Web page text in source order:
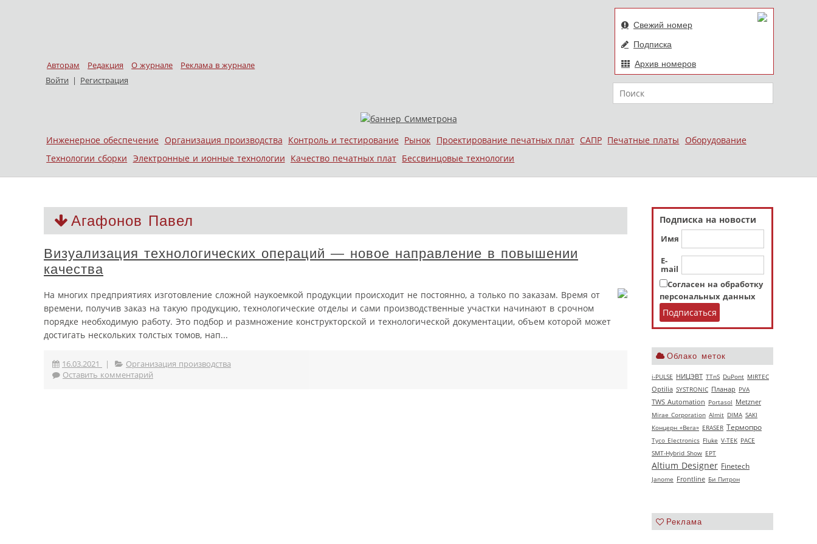
Авторам Редакция О журнале
Реклама в журнале
Войти | Регистрация
Свежий номер
Подписка
Архив номеров
Поиск
Меню
Skip to content
Инженерное обеспечение Организация производства Контроль и тестирование Рынок Проектирование печатных плат САПР Печатные платы
Оборудование
Технологии сборки Электронные и ионные технологии Качество печатных плат Бессвинцовые технологии
Подписка на новости
Имя
E-
mail
Согласен на обработку
персональных данных
Облако меток
i-PULSE НИЦЭВТ TTnS DuPont MIRTEC
Optilia SYSTRONIC Планар PVA
TWS Automation Portasol Metzner
Mirae Corporation Almit DIMA SAKI
Концерн «Вега» ERASER Термопро
Tyco Electronics Fluke V‑TEK РАСЕ
SMT-Hybrid Show EPT
Altium Designer Finetech
Janome Frontline Би Питрон
Реклама
Агафонов Павел
Визуализация технологических операций — новое направление в повышении
качества
На многих предприятиях изготовление сложной наукоемкой продукции происходит не постоянно, а только по заказам. Время от
времени, получив заказ на такую продукцию, технологические отделы и сами производственные участки начинают в срочном
порядке необходимую работу. Это подбор и размножение конструкторской и технологической документации, объем которой может
достигать нескольких толстых томов, нап...
16.03.2021 |
Организация производства
Оставить комментарий